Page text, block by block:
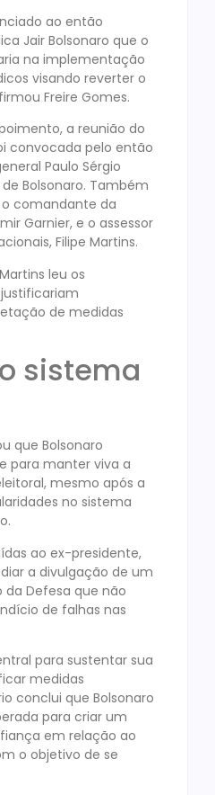
ao então
Jair Bolsonaro que o
na implementação
visando reverter o
Freire Gomes.
a reunião do
convocada pelo então
Paulo Sérgio
Bolsonaro. Também
comandante da
Garnier, e o assessor
Filipe Martins.
leu os
justificariam
de medidas
sistema
que Bolsonaro
para manter viva a
mesmo após a
no sistema
ao ex-presidente,
a divulgação de um
da Defesa que não
de falhas nas
para sustentar sua
medidas
conclui que Bolsonaro
para criar um
em relação ao
o objetivo de se